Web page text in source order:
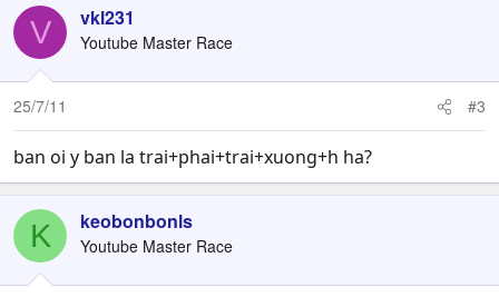
V vkl231
Youtube Master Race
25/7/11 #3
ban oi y ban la trai+phai+trai+xuong+h ha?
K keobonbonls
Youtube Master Race